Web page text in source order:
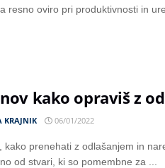
resno oviro pri produktivnosti in
kako opraviš z
KRAJNIK 06/01/2022
kako prenehati z odlašanjem in
od stvari, ki so pomembne za ...